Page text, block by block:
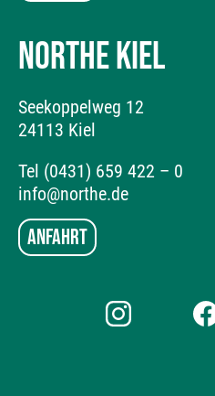
NORTHE KIEL
Seekoppelweg 12
24113 Kiel
Tel (0431) 659 422 – 0
info@northe.de
Anfahrt